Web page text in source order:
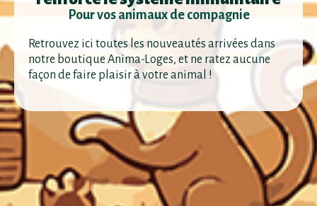
Pour vos animaux de compagnie
Retrouvez ici toutes les nouveautés arrivées dans
notre boutique Anima-Loges, et ne ratez aucune
façon de faire plaisir à votre animal !